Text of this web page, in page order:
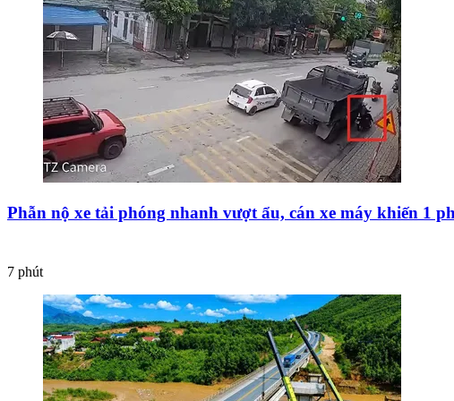
Phẫn nộ xe tải phóng nhanh vượt ẩu, cán xe máy khiến 1
7 phút